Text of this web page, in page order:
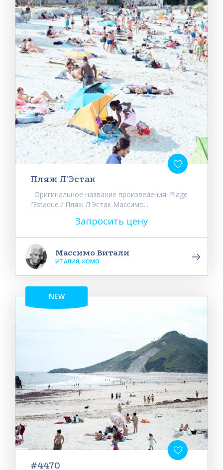
Пляж Л'Эстак
Оригинальное название произведения: Plage
l’Estaque / Пляж Л'Эстак Массимо...
Запросить цену
Массимо Витали
ИТАЛИЯ, КОМО
NEW
#4470